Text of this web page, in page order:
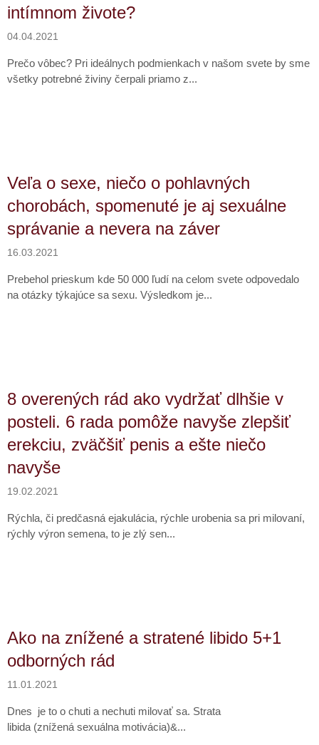
intímnom živote?
04.04.2021
Prečo vôbec? Pri ideálnych podmienkach v našom svete by sme
všetky potrebné živiny čerpali priamo z...
Veľa o sexe, niečo o pohlavných
chorobách, spomenuté je aj sexuálne
správanie a nevera na záver
16.03.2021
Prebehol prieskum kde 50 000 ľudí na celom svete odpovedalo
na otázky týkajúce sa sexu. Výsledkom je...
8 overených rád ako vydržať dlhšie v
posteli. 6 rada pomôže navyše zlepšiť
erekciu, zväčšiť penis a ešte niečo
navyše
19.02.2021
Rýchla, či predčasná ejakulácia, rýchle urobenia sa pri milovaní,
rýchly výron semena, to je zlý sen...
Ako na znížené a stratené libido 5+1
odborných rád
11.01.2021
Dnes je to o chuti a nechuti milovať sa. Strata
libida (znížená sexuálna motivácia)&...